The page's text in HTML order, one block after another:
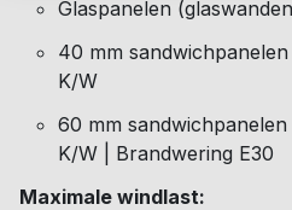
Glaspanelen
40 mm
K/W
60 mm
K/W | Brandwering E30
Maximale windlast: